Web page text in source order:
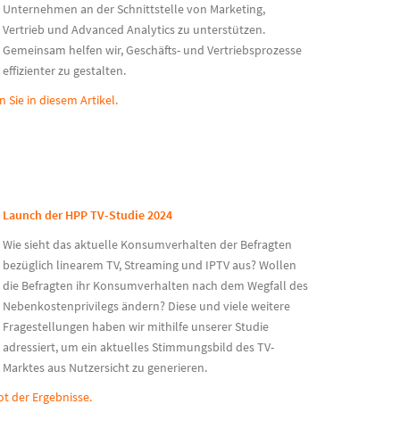
Unternehmen an der Schnittstelle von Marketing,
Vertrieb und Advanced Analytics zu unterstützen.
Gemeinsam helfen wir, Geschäfts- und Vertriebsprozesse
effizienter zu gestalten.
Sie in diesem Artikel.
Launch der HPP TV-Studie 2024
Wie sieht das aktuelle Konsumverhalten der Befragten
bezüglich linearem TV, Streaming und IPTV aus? Wollen
die Befragten ihr Konsumverhalten nach dem Wegfall des
Nebenkostenprivilegs ändern? Diese und viele weitere
Fragestellungen haben wir mithilfe unserer Studie
adressiert, um ein aktuelles Stimmungsbild des TV-
Marktes aus Nutzersicht zu generieren.
der Ergebnisse.